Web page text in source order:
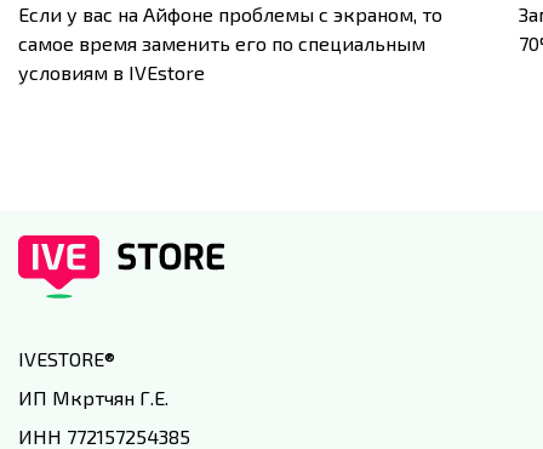
Если у вас на Айфоне проблемы с экраном, то
самое время заменить его по специальным
условиям в IVEstore
IVESTORE®
ИП Мкртчян Г.Е.
ИНН 772157254385